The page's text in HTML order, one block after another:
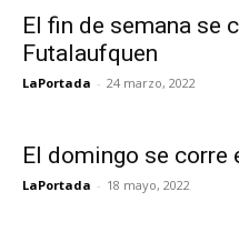
El fin de semana se
Futalaufquen
LaPortada - 24 marzo, 2022
El domingo se corre
LaPortada - 18 mayo, 2022